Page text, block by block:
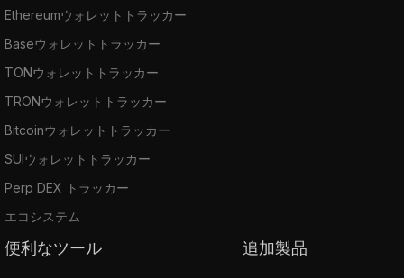
Ethereumウォレットトラッカー
Baseウォレットトラッカー
TONウォレットトラッカー
TRONウォレットトラッカー
Bitcoinウォレットトラッカー
SUIウォレットトラッカー
Perp DEX トラッカー
エコシステム
便利なツール 追加製品